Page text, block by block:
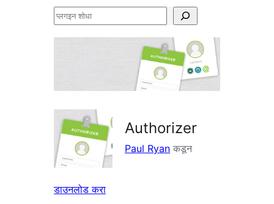
प्लगइन
Authorizer
Paul Ryan कडून
डाउनलोड करा